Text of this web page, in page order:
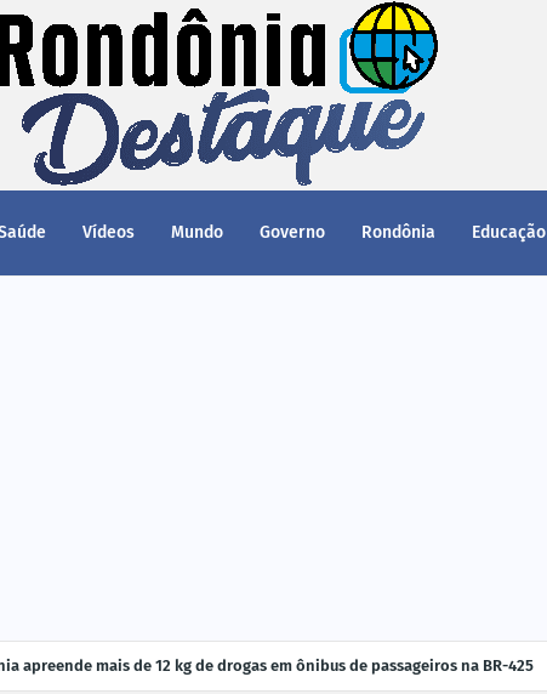
Vídeos Mundo Governo Rondônia Educação
apreende mais de 12 kg de drogas em ônibus de passageiros na BR-425